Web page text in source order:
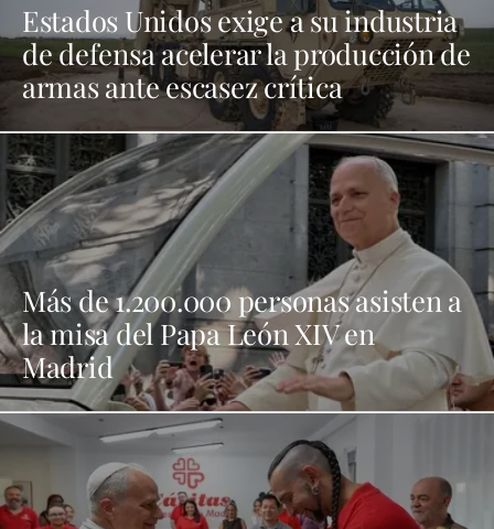
Estados Unidos exige a su industria
de defensa acelerar la producción de
armas ante escasez crítica
Más de 1.200.000 personas asisten a
la misa del Papa León XIV en
Madrid